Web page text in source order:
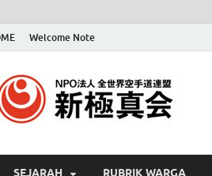
Welcome Note
SEJARAH RUBRIK WARGA